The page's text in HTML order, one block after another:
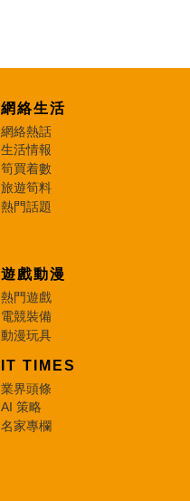
網絡生活
網絡熱話
生活情報
筍買着數
旅遊筍料
熱門話題
遊戲動漫
熱門遊戲
電競裝備
動漫玩具
IT TIMES
業界頭條
AI 策略
名家專欄